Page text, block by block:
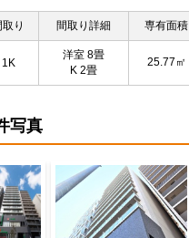
り 間取り詳細 専有面積
1K
洋室 8畳
K 2畳
25.77㎡
写真